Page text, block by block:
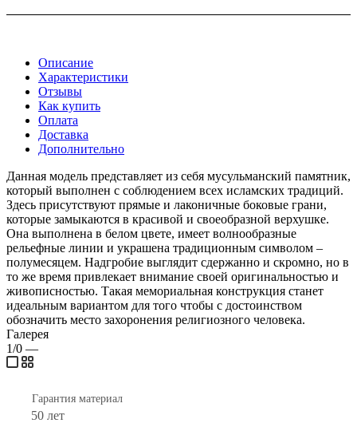
Описание
Характеристики
Отзывы
Как купить
Оплата
Доставка
Дополнительно
Данная модель представляет из себя мусульманский памятник,
который выполнен с соблюдением всех исламских традиций.
Здесь присутствуют прямые и лаконичные боковые грани,
которые замыкаются в красивой и своеобразной верхушке.
Она выполнена в белом цвете, имеет волнообразные
рельефные линии и украшена традиционным символом –
полумесяцем. Надгробие выглядит сдержанно и скромно, но в
то же время привлекает внимание своей оригинальностью и
живописностью. Такая мемориальная конструкция станет
идеальным вариантом для того чтобы с достоинством
обозначить место захоронения религиозного человека.
Галерея
1/0 —
Гарантия материал
50 лет